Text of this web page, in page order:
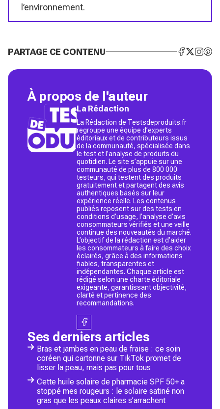
l’environnement.
PARTAGE CE CONTENU
À propos de l'auteur
La Rédaction
La Rédaction de Testsdeproduits.fr
regroupe une équipe d’experts
éditoriaux et de contributeurs issus
de la communauté, spécialisée dans
le test et l’analyse de produits du
quotidien. Le site s’appuie sur une
communauté de plus de 800 000
testeurs, qui testent des produits
gratuitement et partagent des avis
authentiques basés sur leur
expérience réelle. Les contenus
publiés reposent sur des tests en
conditions d’usage, l’analyse d’avis
consommateurs vérifiés et une veille
continue des nouveautés du marché.
L’objectif de la rédaction est d’aider
les consommateurs à faire des choix
éclairés, grâce à des informations
fiables, transparentes et
indépendantes. Chaque article est
rédigé selon une charte éditoriale
exigeante, garantissant objectivité,
clarté et pertinence des
recommandations.
Ses derniers articles
Bras et jambes en peau de fraise : ce soin
coréen qui cartonne sur TikTok promet de
lisser la peau, mais pas pour tous
Cette huile solaire de pharmacie SPF 50+ a
stoppé mes rougeurs : le solaire satiné non
gras que les peaux claires s’arrachent